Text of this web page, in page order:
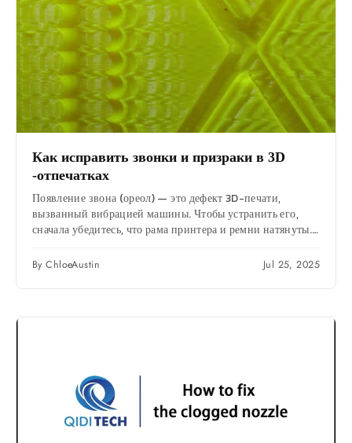
Как исправить звонки и призраки в 3D
-отпечатках
Появление звона (ореол) — это дефект 3D-печати,
вызванный вибрацией машины. Чтобы устранить его,
сначала убедитесь, что рама принтера и ремни натянуты.
By ChloeAustin Jul 25, 2025